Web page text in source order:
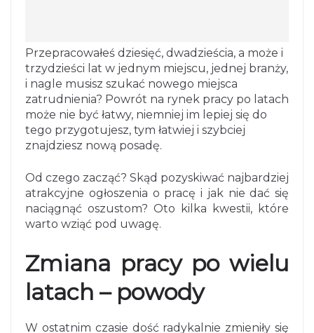
Przepracowałeś dziesięć, dwadzieścia, a może i
trzydzieści lat w jednym miejscu, jednej branży,
i nagle musisz szukać nowego miejsca
zatrudnienia? Powrót na rynek pracy po latach
może nie być łatwy, niemniej im lepiej się do
tego przygotujesz, tym łatwiej i szybciej
znajdziesz nową posadę.
Od czego zacząć? Skąd pozyskiwać najbardziej
atrakcyjne ogłoszenia o pracę i jak nie dać się
naciągnąć oszustom? Oto kilka kwestii, które
warto wziąć pod uwagę.
Zmiana pracy po wielu
latach – powody
W ostatnim czasie dość radykalnie zmieniły się